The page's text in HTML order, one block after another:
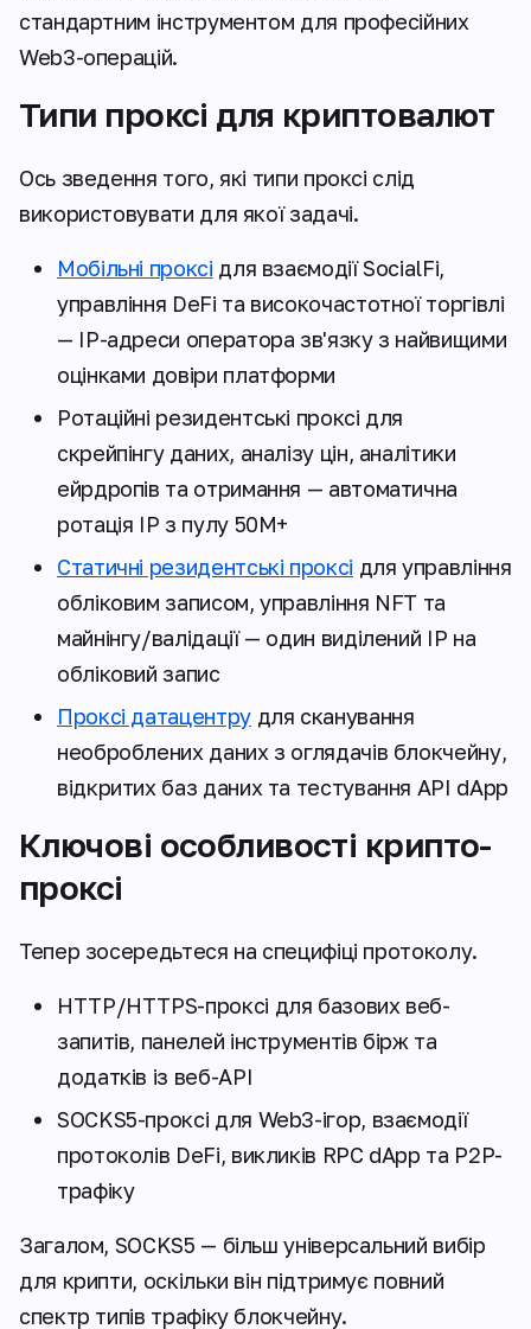
стандартним інструментом для професійних
Web3-операцій.
Типи проксі для криптовалют
Ось зведення того, які типи проксі слід
використовувати для якої задачі.
Мобільні проксі для взаємодії SocialFi,
управління DeFi та високочастотної торгівлі
— IP-адреси оператора зв'язку з найвищими
оцінками довіри платформи
Ротаційні резидентські проксі для
скрейпінгу даних, аналізу цін, аналітики
ейрдропів та отримання — автоматична
ротація IP з пулу 50М+
Статичні резидентські проксі для управління
обліковим записом, управління NFT та
майнінгу/валідації — один виділений IP на
обліковий запис
Проксі датацентрудля сканування
необроблених даних з оглядачів блокчейну,
відкритих баз даних та тестування API dApp
Ключові особливості крипто-
проксі
Тепер зосередьтеся на специфіці протоколу.
HTTP/HTTPS-проксі для базових веб-
запитів, панелей інструментів бірж та
додатків із веб-API
SOCKS5-проксі для Web3-ігор, взаємодії
протоколів DeFi, викликів RPC dApp та P2P-
трафіку
Загалом, SOCKS5 — більш універсальний вибір
для крипти, оскільки він підтримує повний
спектр типів трафіку блокчейну.